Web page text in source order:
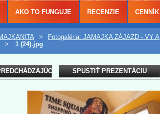
>
Fotogaléria: JAMAJKA ZÁJAZD - VY A
> 1 (24).jpg
SPUSTIŤ PREZENTÁCIU
AKO TO FUNGUJE RECENZIE CENNÍK